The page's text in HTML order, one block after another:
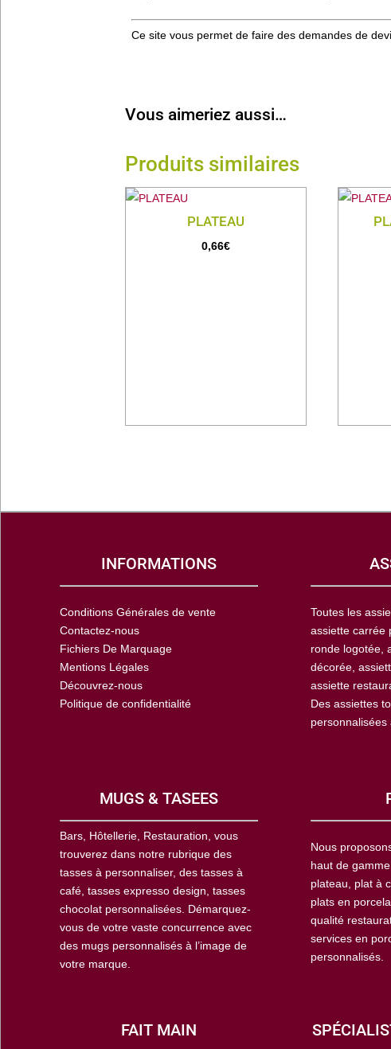
Ce site vous permet de faire des demandes de
Vous aimeriez aussi…
Produits similaires
PLATEAU
0,66€
INFORMATIONS
Conditions Générales de vente
Contactez-nous
Fichiers De Marquage
Mentions Légales
Découvrez-nous
Politique de confidentialité
Toutes les
assiette carrée
ronde logotée,
décorée,
assiette
Des assiettes
personnalisées
MUGS & TASEES
Bars, Hôtellerie, Restauration, vous
trouverez dans notre rubrique des
tasses à personnaliser, des tasses à
café, tasses expresso design, tasses
chocolat personnalisées. Démarquez-
vous de votre vaste concurrence avec
des mugs personnalisés à l’image de
votre marque.
Nous
haut de
plateau, plat à
plats en
qualité
services en
personnalisés.
FAIT MAIN